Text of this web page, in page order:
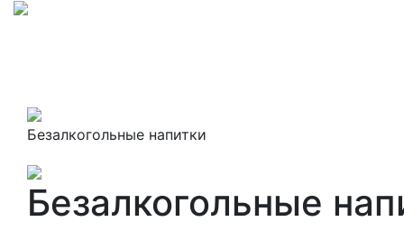
Безалкогольные напитки
Безалкогольные